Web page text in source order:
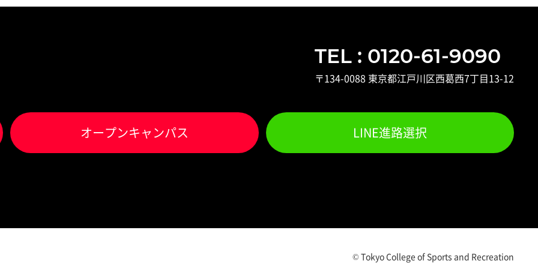
TEL : 0120-61-9090
〒134-0088 東京都江戸川区西葛西7丁目13-12
オープンキャンパス LINE進路選択
© Tokyo College of Sports and Recreation